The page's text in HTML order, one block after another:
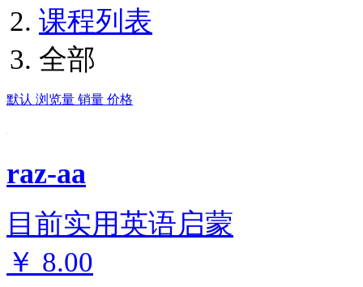
课程列表
全部
默认 浏览量 销量 价格
raz-aa
目前实用英语启蒙
￥ 8.00